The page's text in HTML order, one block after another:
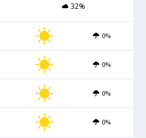
32%
0%
0%
0%
0%